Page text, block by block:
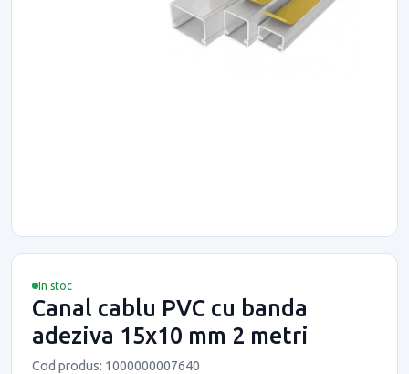
In stoc
Canal cablu PVC cu banda
adeziva 15x10 mm 2 metri
Cod produs: 1000000007640